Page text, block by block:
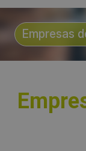
Empresas